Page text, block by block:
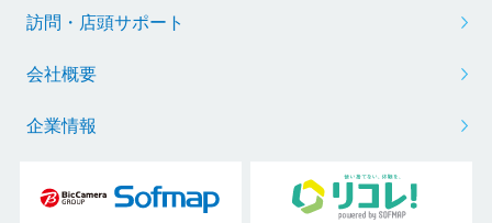
訪問・店頭サポート
会社概要
企業情報